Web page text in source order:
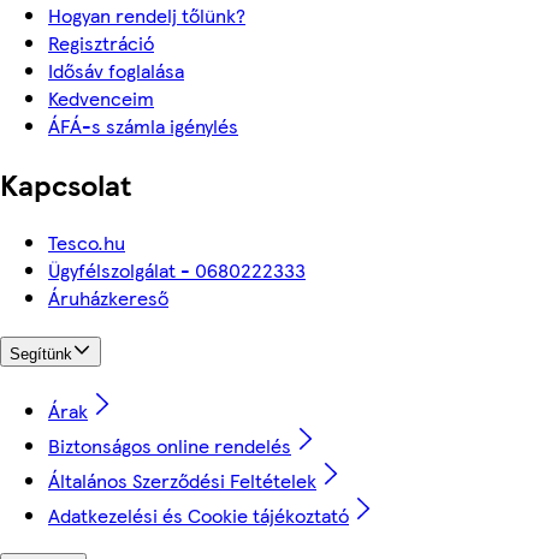
Hogyan rendelj tőlünk?
Regisztráció
Idősáv foglalása
Kedvenceim
ÁFÁ-s számla igénylés
Kapcsolat
Tesco.hu
Ügyfélszolgálat - 0680222333
Áruházkereső
Segítünk
Árak
Biztonságos online rendelés
Általános Szerződési Feltételek
Adatkezelési és Cookie tájékoztató